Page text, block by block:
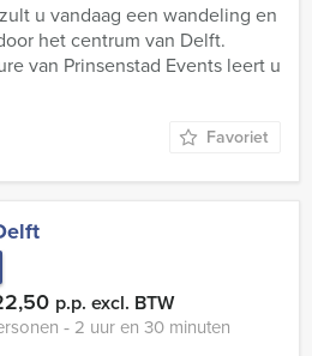
u vandaag een wandeling en
het centrum van Delft.
van Prinsenstad Events leert u
Favoriet
p.p. excl. BTW
‐ 2 uur en 30 minuten